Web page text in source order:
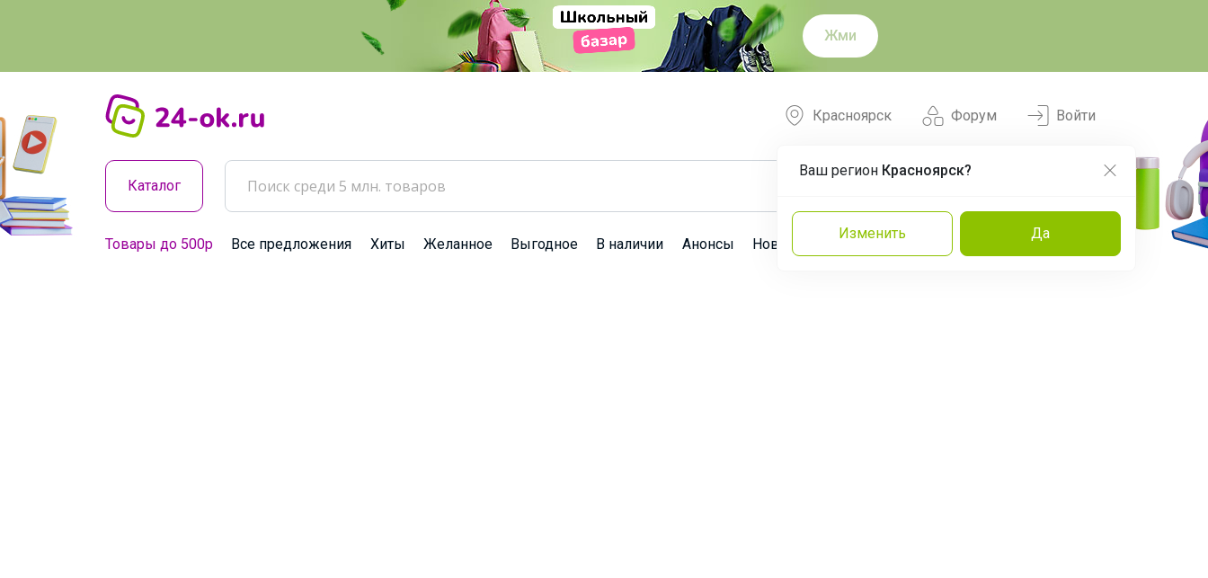
Жми
Форум
Красноярск
Ваш регион Красноярск?
Изменить Да
Войти
Каталог
Товары до 500р Все предложения Хиты Желанное Выгодное В наличии Анонсы Новости Команда Эксперты